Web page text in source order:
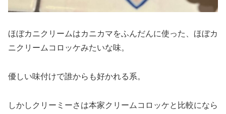
ほぼカニクリームはカニカマをふんだんに使った、ほぼカ
ニクリームコロッケみたいな味。
優しい味付けで誰からも好かれる系。
しかしクリーミーさは本家クリームコロッケと比較になら